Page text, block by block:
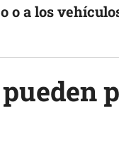
o a los
pueden